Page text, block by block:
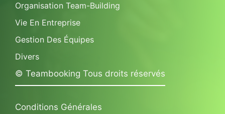
Organisation Team-Building
Vie En Entreprise
Gestion Des Équipes
Divers
© Teambooking Tous droits réservés
Conditions Générales